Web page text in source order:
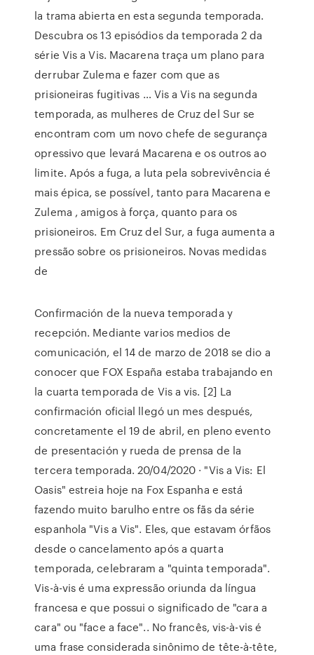
la trama abierta en esta segunda temporada.
Descubra os 13 episódios da temporada 2 da
série Vis a Vis. Macarena traça um plano para
derrubar Zulema e fazer com que as
prisioneiras fugitivas … Vis a Vis na segunda
temporada, as mulheres de Cruz del Sur se
encontram com um novo chefe de segurança
opressivo que levará Macarena e os outros ao
limite. Após a fuga, a luta pela sobrevivência é
mais épica, se possível, tanto para Macarena e
Zulema , amigos à força, quanto para os
prisioneiros. Em Cruz del Sur, a fuga aumenta a
pressão sobre os prisioneiros. Novas medidas
de
Confirmación de la nueva temporada y
recepción. Mediante varios medios de
comunicación, el 14 de marzo de 2018 se dio a
conocer que FOX España estaba trabajando en
la cuarta temporada de Vis a vis. [2] La
confirmación oficial llegó un mes después,
concretamente el 19 de abril, en pleno evento
de presentación y rueda de prensa de la
tercera temporada. 20/04/2020 · "Vis a Vis: El
Oasis" estreia hoje na Fox Espanha e está
fazendo muito barulho entre os fãs da série
espanhola "Vis a Vis". Eles, que estavam órfãos
desde o cancelamento após a quarta
temporada, celebraram a "quinta temporada".
Vis-à-vis é uma expressão oriunda da língua
francesa e que possui o significado de "cara a
cara" ou "face a face".. No francês, vis-à-vis é
uma frase considerada sinônimo de tête-à-tête,